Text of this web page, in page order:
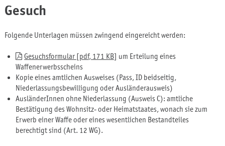
Gesuch
Folgende Unterlagen müssen zwingend eingereicht werden:
Gesuchsformular [pdf, 171 KB] um Erteilung eines
Waffenerwerbsscheins
Kopie eines amtlichen Ausweises (Pass, ID beidseitig,
Niederlassungsbewilligung oder Ausländerausweis)
AusländerInnen ohne Niederlassung (Ausweis C): amtliche
Bestätigung des Wohnsitz- oder Heimatstaates, wonach sie zum
Erwerb einer Waffe oder eines wesentlichen Bestandteiles
berechtigt sind (Art. 12 WG).